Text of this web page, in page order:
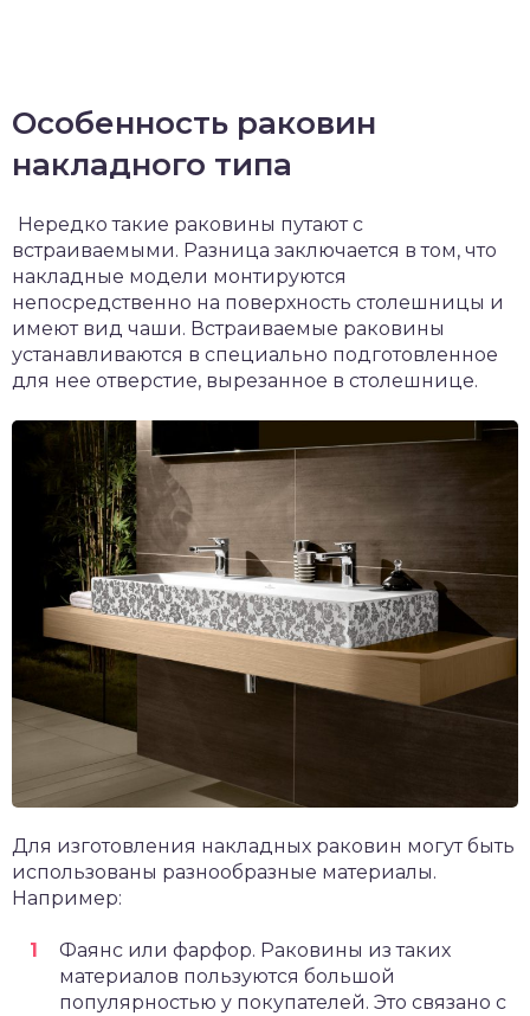
Особенность раковин
накладного типа
Нередко такие раковины путают с
встраиваемыми. Разница заключается в том, что
накладные модели монтируются
непосредственно на поверхность столешницы и
имеют вид чаши. Встраиваемые раковины
устанавливаются в специально подготовленное
для нее отверстие, вырезанное в столешнице.
Для изготовления накладных раковин могут быть
использованы разнообразные материалы.
Например:
Фаянс или фарфор. Раковины из таких
материалов пользуются большой
популярностью у покупателей. Это связано с